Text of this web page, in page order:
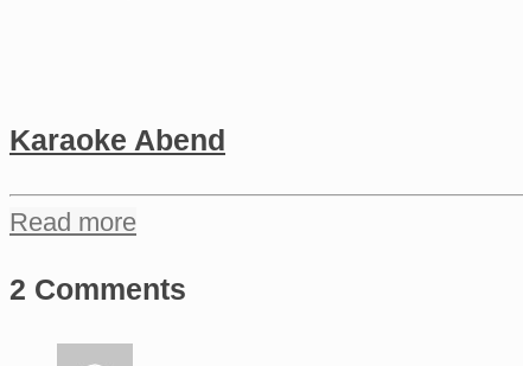
Karaoke Abend
Read more
2 Comments